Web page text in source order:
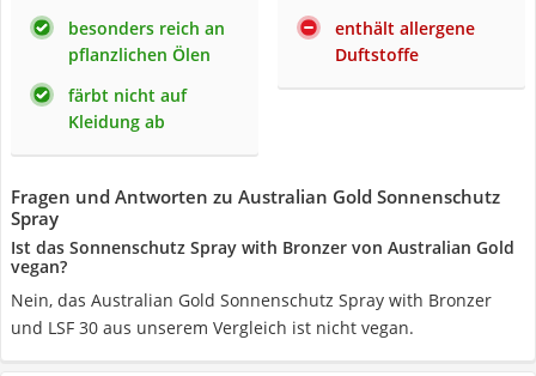
besonders reich an
pflanzlichen Ölen
färbt nicht auf
Kleidung ab
enthält allergene
Duftstoffe
Fragen und Antworten zu Australian Gold Sonnenschutz
Spray
Ist das Sonnenschutz Spray with Bronzer von Australian Gold
vegan?
Nein, das Australian Gold Sonnenschutz Spray with Bronzer
und LSF 30 aus unserem Vergleich ist nicht vegan.